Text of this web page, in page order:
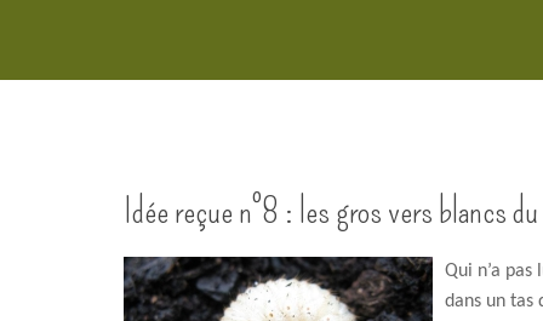
Idée reçue n°8 : les gros vers blancs
Qui n’a
dans un tas